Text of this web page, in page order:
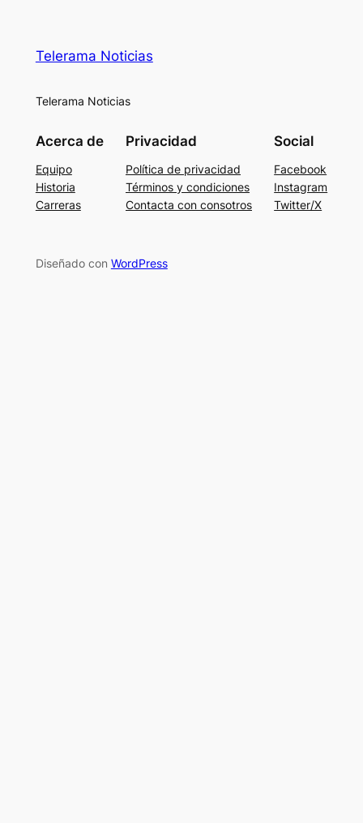
Telerama Noticias
Telerama Noticias
Acerca de
Equipo
Historia
Carreras
Privacidad
Política de privacidad
Términos y condiciones
Contacta con consotros
Social
Facebook
Instagram
Twitter/X
Diseñado con WordPress